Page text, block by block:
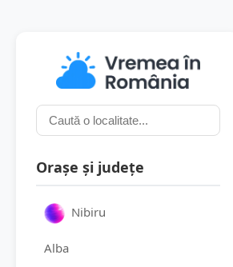
Orașe și județe
Nibiru
Alba